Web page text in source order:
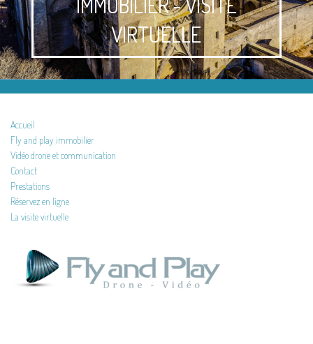
VIRTUELLE
Accueil
Fly and play immobilier
Vidéo drone et communication
Contact
Prestations
Réservez en ligne
La visite virtuelle